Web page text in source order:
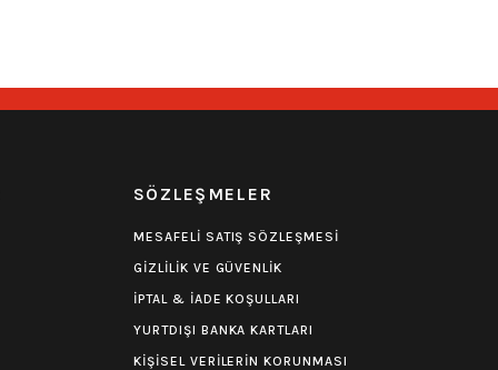
SÖZLEŞMELER
MESAFELİ SATIŞ SÖZLEŞMESİ
GİZLİLİK VE GÜVENLİK
İPTAL & İADE KOŞULLARI
YURTDIŞI BANKA KARTLARI
KİŞİSEL VERİLERİN KORUNMASI